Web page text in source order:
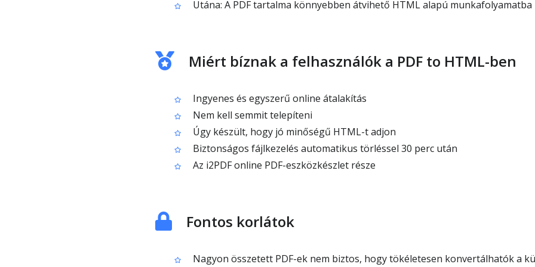
Utána: A PDF tartalma könnyebben átvihető HTML alapú munkafolyamatba
Miért bíznak a felhasználók a PDF to HTML-ben
Ingyenes és egyszerű online átalakítás
Nem kell semmit telepíteni
Úgy készült, hogy jó minőségű HTML-t adjon
Biztonságos fájlkezelés automatikus törléssel 30 perc után
Az i2PDF online PDF-eszközkészlet része
Fontos korlátok
Nagyon összetett PDF-ek nem biztos, hogy tökéletesen konvertálhatók a